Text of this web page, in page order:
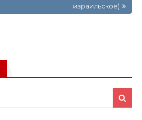
израильское)
Search